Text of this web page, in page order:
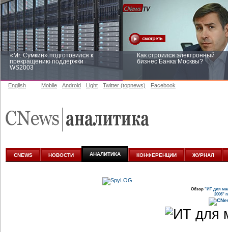
«Mr. Сумкин» подготовился к
прекращению поддержки
WS2003
Как строился электронный
бизнес Банка Москвы?
аналитике
English Mobile Android Light Twitter (topnews) Facebook
CNEWS НОВОСТИ АНАЛИТИКА КОНФЕРЕНЦИИ ЖУРНАЛ
Обзор "ИТ для
2006"